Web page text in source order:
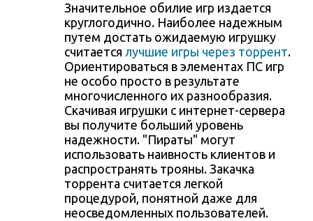
Значительное обилие игр издается
круглогодично. Наиболее надежным
путем достать ожидаемую игрушку
считается лучшие игры через торрент.
Ориентироваться в элементах ПС игр
не особо просто в результате
многочисленного их разнообразия.
Скачивая игрушки с интернет-сервера
вы получите больший уровень
надежности. "Пираты" могут
использовать наивность клиентов и
распространять трояны. Закачка
торрента считается легкой
процедурой, понятной даже для
неосведомленных пользователей.